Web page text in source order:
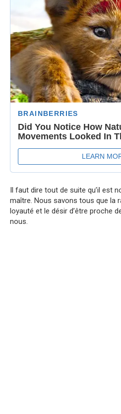
Il faut dire tout de suite qu’il est
maître. Nous savons tous que la
loyauté et le désir d’être proche
nous.